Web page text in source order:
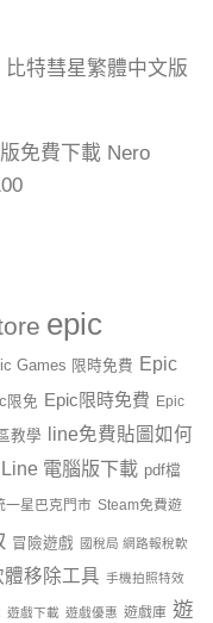
特彗星繁體中文版
免費下載 Nero
epic
Games 限時免費 Epic
限免 Epic限時免費 Epic
教學
line免費貼圖如何
Line 電腦版下載 pdf檔
一星巴克門市 Steam免費遊
冒險遊戲 國稅局 網路報稅軟
體移除工具 手機拍照特效
遊戲下載 遊戲優惠 遊戲庫 遊